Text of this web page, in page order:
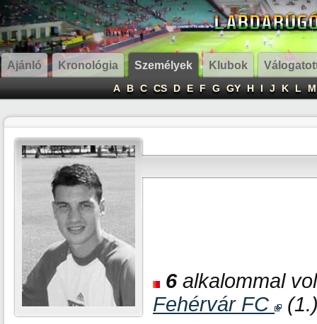
Ajánló Kronológia Személyek Klubok
A B C CS D E F G GY H I J K L M
6alkalommal
Fehérvár FC